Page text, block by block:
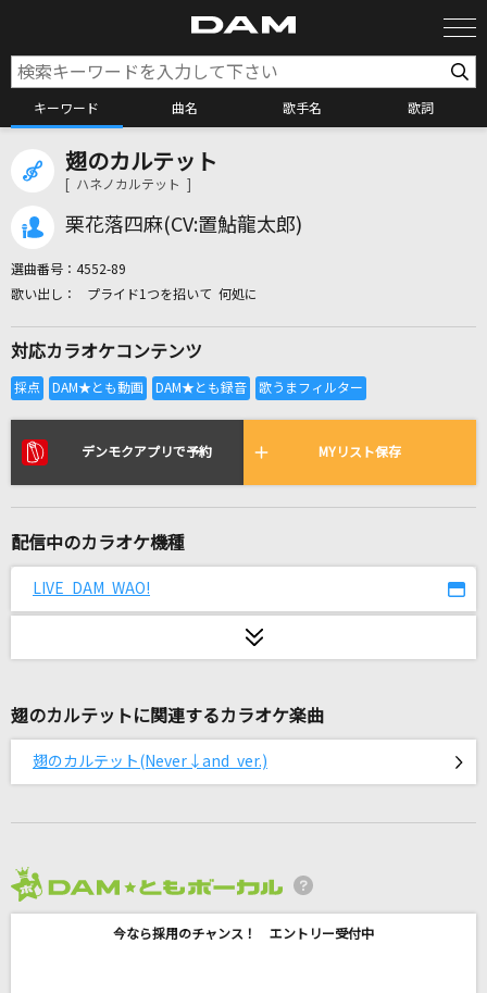
キーワード 曲名 歌手名 歌詞
カラオケ検索
カラオケ店舗検索
全国りれき
リアルタイムで歌われている曲の一覧
[生音]俺たちの旅
[生音]はまぐりボンバー
ニホンノミカタ-ネバダカラキマシタ-
矢島美容室
ノット・オーケー
I still
翅のカルテット
[ ハネノカルテット ]
栗花落四麻(CV:置鮎龍太郎)
選曲番号： 4552-89
プライド1つを招いて 何処に
対応カラオケコンテンツ
デンモクアプリで予約 MYリスト保存
配信中のカラオケ機種
LIVE DAM WAO!
翅のカルテットに関連するカラオケ楽曲
翅のカルテット(Never↓and ver.)
今なら採用のチャンス！ エントリー受付中